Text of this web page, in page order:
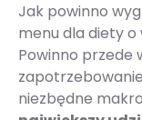
Jak powinno
menu dla diety
Powinno przede
niezbędne